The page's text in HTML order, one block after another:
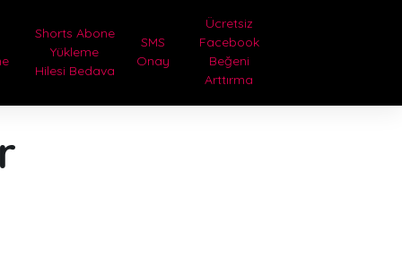
Shorts Abone
Yükleme
Hilesi Bedava
SMS
Onay
Ücretsiz
Facebook
Beğeni
Arttırma